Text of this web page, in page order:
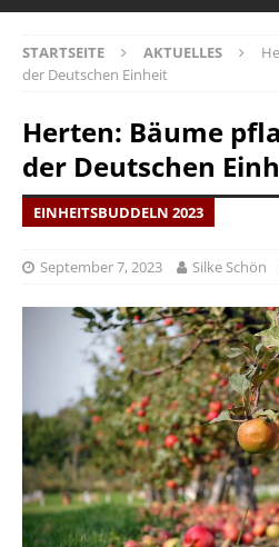
STARTSEITE AKTUELLES
der Deutschen Einheit
Herten: Bäume
der Deutschen
EINHEITSBUDDELN 2023
September 7, 2023 Silke Schön